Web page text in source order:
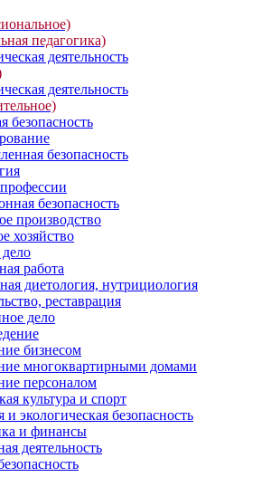
педагогика)
деятельность
деятельность
безопасность
безопасность
безопасность
производство
хозяйство
работа
диетология, нутрициология
реставрация
дело
бизнесом
многоквартирными домами
персоналом
культура и спорт
и экологическая безопасность
и финансы
деятельность